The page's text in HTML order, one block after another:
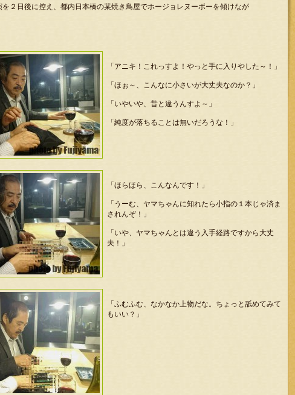
２日後に控え、都内日本橋の某焼き鳥屋でホージョレヌーボーを傾けなが
「アニキ！これっすよ！やっと手に入りやした～！」
「ほぉ～、こんなに小さいが大丈夫なのか？」
「いやいや、昔と違うんすよ～」
「純度が落ちることは無いだろうな！」
「ほらほら、こんなんです！」
「うーむ、ヤマちゃんに知れたら小指の１本じゃ済ま
されんぞ！」
「いや、ヤマちゃんとは違う入手経路ですから大丈
夫！」
「ふむふむ、なかなか上物だな。ちょっと舐めてみて
もいい？」